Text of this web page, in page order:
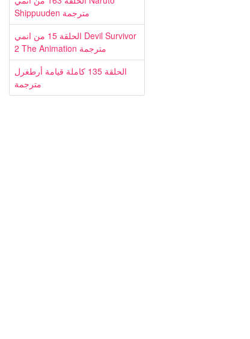
Shippuuden مترجمة
الحلقة 15 من انمي Devil Survivor
2 The Animation مترجمة
الحلقة 135 كاملة قيامة أرطغرل
مترجمة